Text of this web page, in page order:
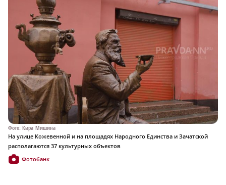
Фото: Кира Мишина
На улице Кожевенной и на площадях Народного Единства и Зачатской
располагаются 37 культурных объектов
Фотобанк